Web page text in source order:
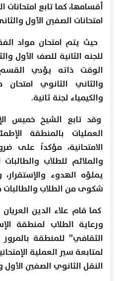
أقسامها، كما تابع
امتحانات الصفين الأول
حيث يتم امتحان مواد
للجنه الثانية للصف الأول
الوقت ذاته يؤدي
والثاني الثانوي
والكيمياء لجنة ثانية.
وقد تابع الشيخ خميس
العمليات بالمنطقة
الامتحانية، مؤكداً على
والملائم للطلاب
يملؤه الهدوء
شكوى من الطلاب والطالبات
كما قام علاء الدين
ورعاية الطلاب لمنطقة
الثقافي” للمنطقة
لمتابعة سير العملية
النقل الثانوي الصفين الأول